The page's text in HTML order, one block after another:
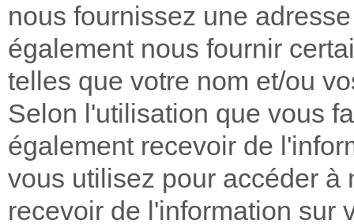
nous fournissez une
également nous fournir
telles que votre nom et/ou
Selon l'utilisation que vous
également recevoir de
vous utilisez pour accéder à
recevoir de l'information sur